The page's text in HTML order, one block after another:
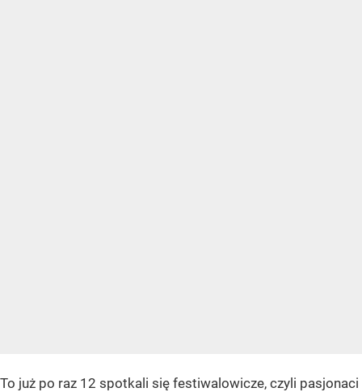
To już po raz 12 spotkali się festiwalowicze, czyli pasjonaci